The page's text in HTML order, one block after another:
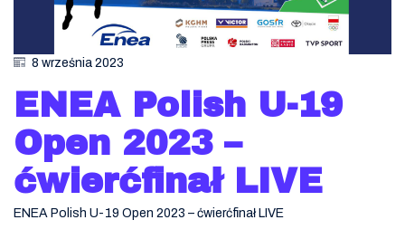
8 września 2023
ENEA Polish U-19
Open 2023 –
ćwierćfinał LIVE
ENEA Polish U-19 Open 2023 – ćwierćfinał LIVE